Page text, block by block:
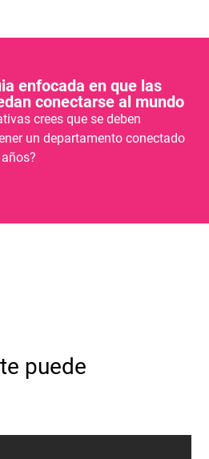
enfocada en que las
conectarse al mundo
crees que se deben
un departamento conectado
puede